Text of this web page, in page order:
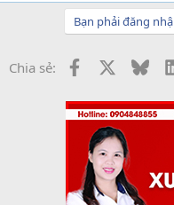
Bạn phải đăng
Chia sẻ: Facebook